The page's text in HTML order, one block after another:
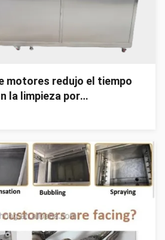
motores redujo el tiempo
la limpieza por